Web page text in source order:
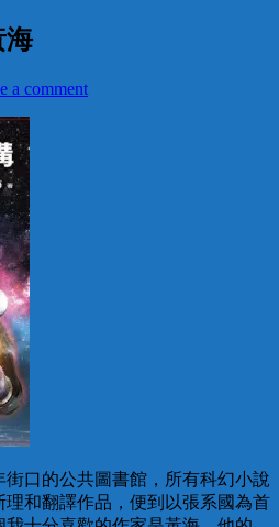
海
a comment
口的公共圖書館，所有科幻小說
和翻譯作品，便到以張系國為首